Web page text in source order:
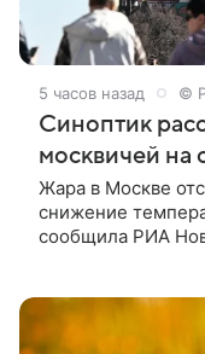
5 часов назад ©
Синоптик
москвичей на
Жара в Москве
снижение
сообщила РИА